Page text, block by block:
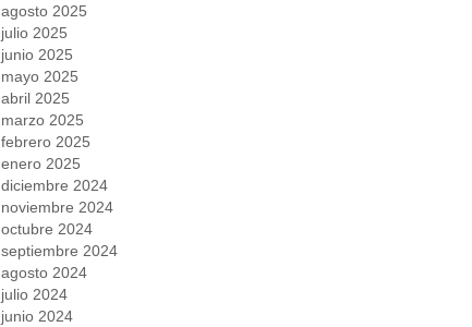
agosto 2025
julio 2025
junio 2025
mayo 2025
abril 2025
marzo 2025
febrero 2025
enero 2025
diciembre 2024
noviembre 2024
octubre 2024
septiembre 2024
agosto 2024
julio 2024
junio 2024